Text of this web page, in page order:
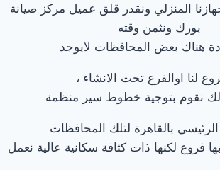
المنزلي ونقدر قلق عميل مركز صيانة
يورك ونثمن وقته
هناك بعض المحافظات لايوجد
لنا اوالفرع تحت الانشاء ،
نقوم بتوجية خطوط سير منظمة
بالقاهرة لتلك المحافظات
فروع لكنها ذات كثافة سكانية عالية نعمل